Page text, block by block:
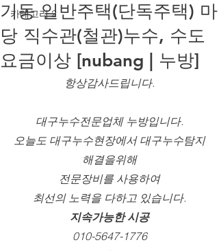
카테고리 2
기동 일반주택(단독주택) 마
당 직수관(철관)누수, 수도
요금이상 [nubang | 누방]
항상감사드립니다.
대구누수전문업체 누방입니다.
오늘도 대구누수현장에서 대구누수탐지
해결을위해
전문장비를 사용하여
최선의 노력을 다하고 있습니다.
지속가능한 시공
010-5647-1776